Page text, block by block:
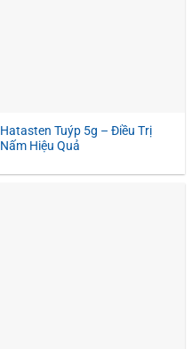
Hatasten Tuýp 5g – Điều Trị
Nấm Hiệu Quả